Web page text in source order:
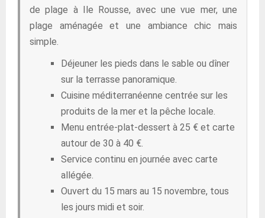
de plage à Ile Rousse, avec une vue mer, une
plage aménagée et une ambiance chic mais
simple.
Déjeuner les pieds dans le sable ou dîner
sur la terrasse panoramique.
Cuisine méditerranéenne centrée sur les
produits de la mer et la pêche locale.
Menu entrée-plat-dessert à 25 € et carte
autour de 30 à 40 €.
Service continu en journée avec carte
allégée.
Ouvert du 15 mars au 15 novembre, tous
les jours midi et soir.